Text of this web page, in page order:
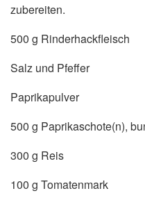
zubereiten.
500 g Rinderhackfleisch
Salz und Pfeffer
Paprikapulver
500 g Paprikaschote(n),
300 g Reis
100 g Tomatenmark